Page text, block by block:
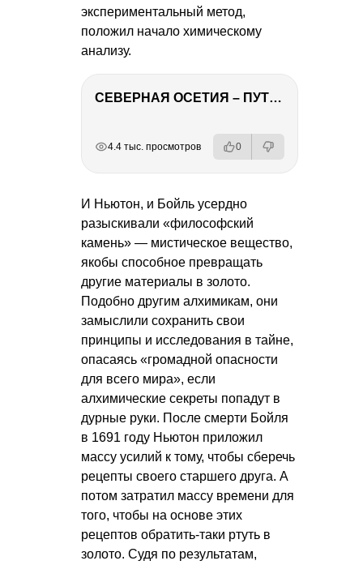
экспериментальный метод,
положил начало химическому
анализу.
СЕВЕРНАЯ ОСЕТИЯ – ПУТЕШЕСТВИЕ НА КАВКАЗ часть 4
4.4 тыс. просмотров 0
И Ньютон, и Бойль усердно
разыскивали «философский
камень» — мистическое вещество,
якобы способное превращать
другие материалы в золото.
Подобно другим алхимикам, они
замыслили сохранить свои
принципы и исследования в тайне,
опасаясь «громадной опасности
для всего мира», если
алхимические секреты попадут в
дурные руки. После смерти Бойля
в 1691 году Ньютон приложил
массу усилий к тому, чтобы сберечь
рецепты своего старшего друга. А
потом затратил массу времени для
того, чтобы на основе этих
рецептов обратить-таки ртуть в
золото. Судя по результатам,